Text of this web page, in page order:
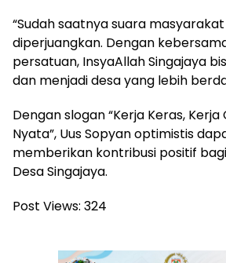
“Sudah saatnya suara
diperjuangkan. Dengan
persatuan, InsyaAllah Singajaya
dan menjadi desa yang lebih
Dengan slogan “Kerja Keras,
Nyata”, Uus Sopyan optimistis
memberikan kontribusi positif
Desa Singajaya.
Post Views: 324